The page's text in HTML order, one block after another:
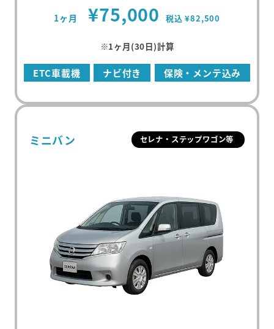
1ヶ月 ¥75,000 税込 ¥82,500
※1ヶ月(30日)計算
ETC車載機 ナビ付き 保険・メンテ込み
ミニバン セレナ・ステップワゴン等